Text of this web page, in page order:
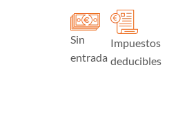
Sin
entrada
Impuestos
deducibles